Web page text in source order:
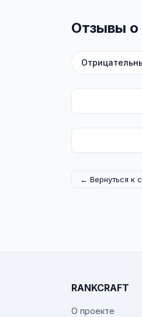
Отзывы о
← Вернуться к
RANKCRAFT
О проекте